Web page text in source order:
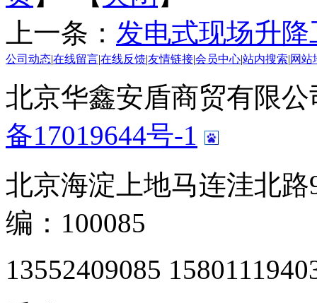
上一条： 发电式现场升降
公司动态|在线留言|在线反馈|友情链接|会员中心|站内搜索|网站
北京华鑫安盾商贸有限
备17019644号-1
北京海淀上地马连洼北
编：100085
13552409085